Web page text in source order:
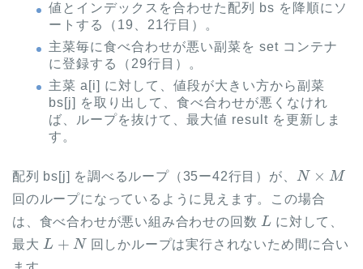
値とインデックスを合わせた配列 bs を降順にソ
ートする（19、21行目）。
主菜毎に食べ合わせが悪い副菜を set コンテナ
に登録する（29行目）。
主菜 a[i] に対して、値段が大きい方から副菜
bs[j] を取り出して、食べ合わせが悪くなけれ
ば、ループを抜けて、最大値 result を更新しま
す。
配列 bs[j] を調べるループ（35ー42行目）が、
N× M
回のループになっているように見えます。この場合
は、食べ合わせが悪い組み合わせの回数
L
に対して、
最大
L
回しかループは実行されないため間に合い